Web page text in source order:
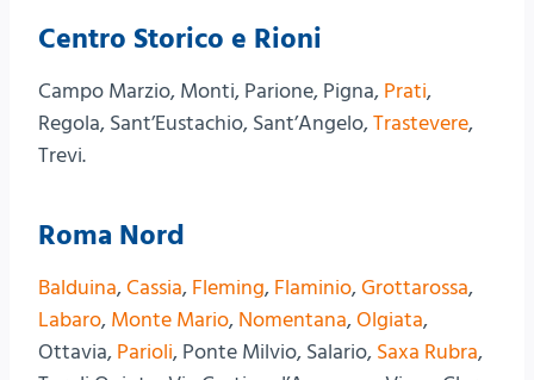
Centro Storico e Rioni
Campo Marzio, Monti, Parione, Pigna, Prati,
Regola, Sant’Eustachio, Sant’Angelo,Trastevere,
Trevi.
Roma Nord
Balduina,Cassia, Fleming, Flaminio,Grottarossa,
Labaro, Monte Mario, Nomentana,Olgiata,
Ottavia, Parioli, Ponte Milvio, Salario, Saxa Rubra,